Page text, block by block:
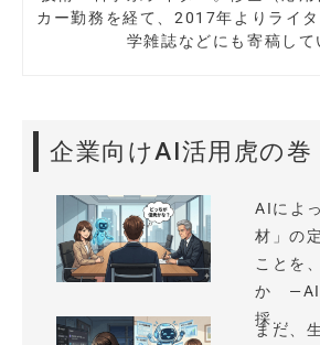
カー勤務を経て、2017年よりライ
学雑誌などにも寄稿して
企業向けAI活用虎の巻
AIによ
材」の
ことを
か —AI
採...
まだ、